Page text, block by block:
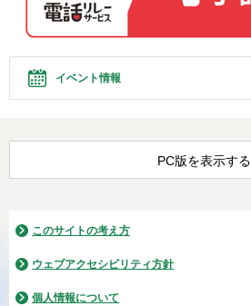
イベント情報
PC版を表示する
このサイトの考え方
ウェブアクセシビリティ方針
個人情報について